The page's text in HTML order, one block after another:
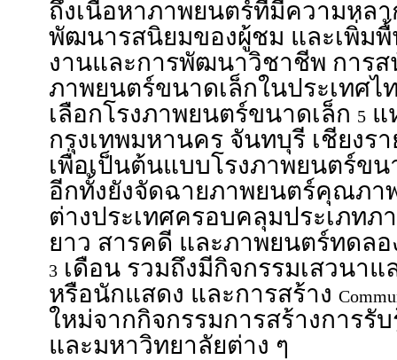
ถึงเนื้อหาภาพยนตร์ที่มีความหล
พัฒนารสนิยมของผู้ชม และเพิ่ม
งานและการพัฒนาวิชาชีพ
ภาพยนตร์ขนาดเล็กในประเทศไ
เลือกโรงภาพยนตร์ขนาดเล็ก 5 แ
กรุงเทพมหานคร จันทบุรี เชียงร
เพื่อเป็นต้นแบบโรงภาพยนตร์ขน
อีกทั้งยังจัดฉายภาพยนตร์คุณภา
ต่างประเทศครอบคลุมประเภท
ยาว สารคดี และภาพยนตร์ทดล
3 เดือน รวมถึงมีกิจกรรมเสวนาแ
หรือนักแสดง และการสร้าง
ใหม่จากกิจกรรมการสร้างการรั
และมหาวิทยาลัยต่าง ๆ